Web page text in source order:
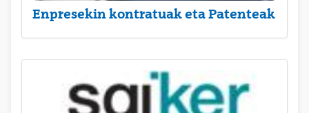
Enpresekin kontratuak eta Patenteak